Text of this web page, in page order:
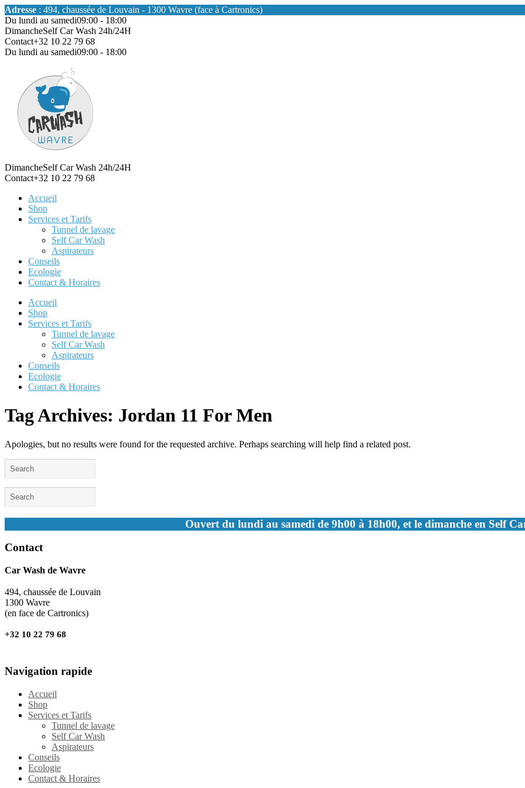
Adresse : 494, chaussée de Louvain - 1300 Wavre (face à Cartronics)
Du lundi au samedi09:00 - 18:00
DimancheSelf Car Wash 24h/24H
Contact+32 10 22 79 68
Du lundi au samedi09:00 - 18:00
DimancheSelf Car Wash 24h/24H
Contact+32 10 22 79 68
Accueil
Shop
Services et Tarifs
Tunnel de lavage
Self Car Wash
Aspirateurs
Conseils
Ecologie
Contact & Horaires
Accueil
Shop
Services et Tarifs
Tunnel de lavage
Self Car Wash
Aspirateurs
Conseils
Ecologie
Contact & Horaires
Tag Archives: Jordan 11 For Men
Apologies, but no results were found for the requested archive. Perhaps searching will help find a related post.
Ouvert du lundi au samedi de 9h00 à 18h00, et le dimanche en Self
Contact
Car Wash de Wavre
494, chaussée de Louvain
1300 Wavre
(en face de Cartronics)
+32 10 22 79 68
Navigation rapide
Accueil
Shop
Services et Tarifs
Tunnel de lavage
Self Car Wash
Aspirateurs
Conseils
Ecologie
Contact & Horaires